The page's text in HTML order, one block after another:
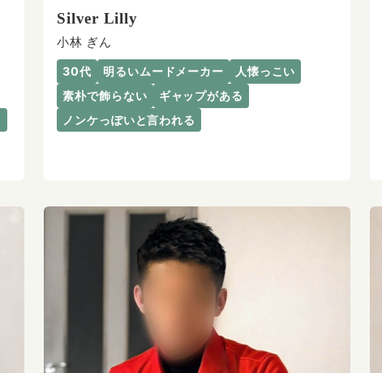
Silver Lilly
小林 ぎん
30代 明るいムードメーカー
人懐っこい
素朴で飾らない
ギャップがある
ノンケっぽいと言われる